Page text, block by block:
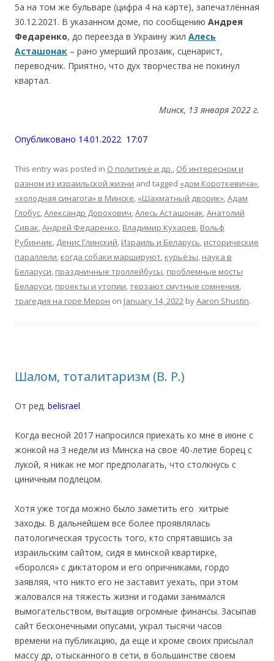
5а на том же бульваре (цифра 4 на карте), запечатлённая
30.12.2021. В указанном доме, по сообщению Андрея
Федаренко, до переезда в Украину жил Алесь
Асташонак – рано умерший прозаик, сценарист,
переводчик. Приятно, что дух творчества не покинул
квартал.
Минск, 13 января 2022 г.
Опубликовано 14.01.2022 17:07
This entry was posted in О политике и др., Об интересном и
разном из израильской жизни and tagged «дом Короткевича»,
«холодная синагога» в Минске, «Шахматный дворик»,Адам
Глобус,Александр Дорохович,Алесь Асташонак,Анатолий
Сивак,Андрей Федаренко, Владимир Кухарев, Вольф
Рубинчик, Денис Глинский, Израиль и Беларусь, исторические
параллели, когда собаки маршируют, курьёзы, наука в
Беларуси, праздничные троллейбусы, проблемные мосты
Беларуси, проекты и утопии,терзают смутные сомнения,
трагедия на горе Мерон on January 14, 2022 byAaron Shustin.
Шалом, тоталитаризм (В. Р.)
От ред. belisrael
Когда весной 2017 напросился приехать ко мне в июне с
жонкой на 3 недели из Минска на свое 40-летие борец с
лукой, я никак не мог предполагать, что столкнусь с
циничным подлецом.
Хотя уже тогда можно было заметить его хитрые
заходы. В дальнейшем все более проявлялась
патологическая трусость того, кто спрятавшись за
израильским сайтом, сидя в минской квартирке,
«боролся» с диктатором и его опричниками, гордо
заявляя, что никто его не заставит уехать, при этом
жаловался на тяжесть жизни и годами занимался
вымогательством, вытащив огромные финансы. Засыпав
сайт бесконечными опусами, украл тысячи часов
времени на публикацию, да еще и кроме своих присылал
массу др, отысканного в сети, в большинстве своем